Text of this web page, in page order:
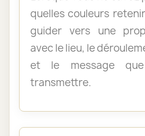
quelles couleurs
guider vers une
avec le lieu, le
et le message
transmettre.